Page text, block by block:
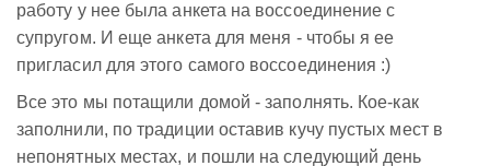
работу у нее была анкета на воссоединение с
супругом. И еще анкета для меня - чтобы я ее
пригласил для этого самого воссоединения :)
Все это мы потащили домой - заполнять. Кое-как
заполнили, по традиции оставив кучу пустых мест в
непонятных местах, и пошли на следующий день